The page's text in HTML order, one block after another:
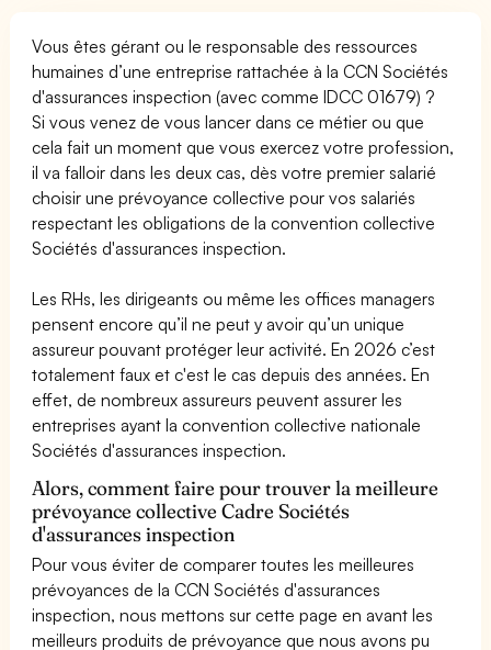
Vous êtes gérant ou le responsable des ressources
humaines d’une entreprise rattachée à la CCN Sociétés
d'assurances inspection (avec comme IDCC 01679) ?
Si vous venez de vous lancer dans ce métier ou que
cela fait un moment que vous exercez votre profession,
il va falloir dans les deux cas, dès votre premier salarié
choisir une prévoyance collective pour vos salariés
respectant les obligations de la convention collective
Sociétés d'assurances inspection.
Les RHs, les dirigeants ou même les offices managers
pensent encore qu’il ne peut y avoir qu’un unique
assureur pouvant protéger leur activité. En 2026 c’est
totalement faux et c'est le cas depuis des années. En
effet, de nombreux assureurs peuvent assurer les
entreprises ayant la convention collective nationale
Sociétés d'assurances inspection.
Alors, comment faire pour trouver la meilleure
prévoyance collective Cadre Sociétés
d'assurances inspection
Pour vous éviter de comparer toutes les meilleures
prévoyances de la CCN Sociétés d'assurances
inspection, nous mettons sur cette page en avant les
meilleurs produits de prévoyance que nous avons pu